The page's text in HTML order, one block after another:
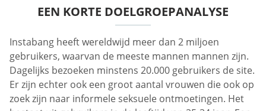
EEN KORTE DOELGROEPANALYSE
Instabang heeft wereldwijd meer dan 2 miljoen
gebruikers, waarvan de meeste mannen mannen zijn.
Dagelijks bezoeken minstens 20.000 gebruikers de site.
Er zijn echter ook een groot aantal vrouwen die ook op
zoek zijn naar informele seksuele ontmoetingen. Het